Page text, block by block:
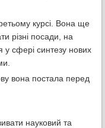
курсі. Вона ще
різні посади, на
у сфері синтезу нових
вона постала перед
науковий та